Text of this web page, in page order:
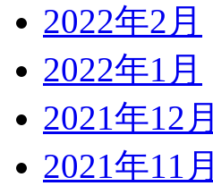
2022年2月
2022年1月
2021年12月
2021年11月